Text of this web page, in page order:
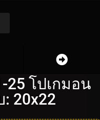
25 โปเกมอน
20x22